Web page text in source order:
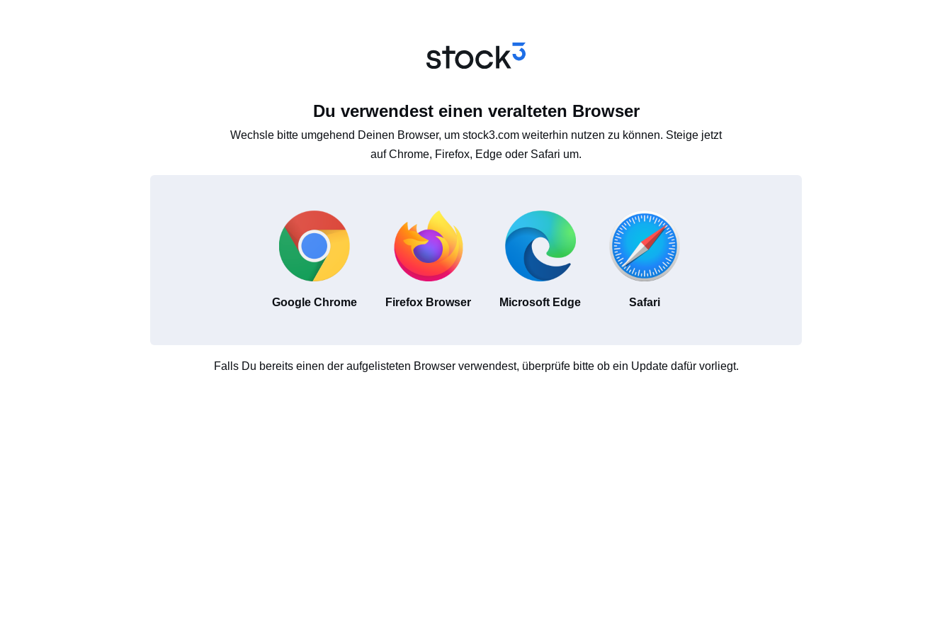
Du verwendest einen veralteten Browser
Wechsle bitte umgehend Deinen Browser, um stock3.com weiterhin nutzen zu können. Steige jetzt
auf Chrome, Firefox, Edge oder Safari um.
Google Chrome Firefox Browser Microsoft Edge Safari
Falls Du bereits einen der aufgelisteten Browser verwendest, überprüfe bitte ob ein Update dafür vorliegt.